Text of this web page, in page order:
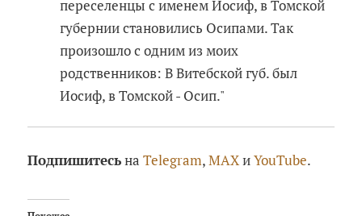
переселенцы с именем Иосиф, в Томской
губернии становились Осипами. Так
произошло с одним из моих
родственников: В Витебской губ. был
Иосиф, в Томской - Осип."
ПодпишитесьнаTelegram,MAXиYouTube.